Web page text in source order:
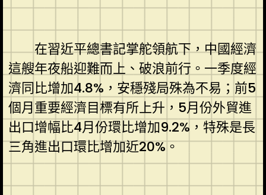
在習近平總書記掌舵領航下，中國經濟
這艘年夜船迎難而上、破浪前行。一季度經
濟同比增加4.8%，安穩殘局殊為不易；前5
個月重要經濟目標有所上升，5月份外貿進
出口增幅比4月份環比增加9.2%，特殊是長
三角進出口環比增加近20%。